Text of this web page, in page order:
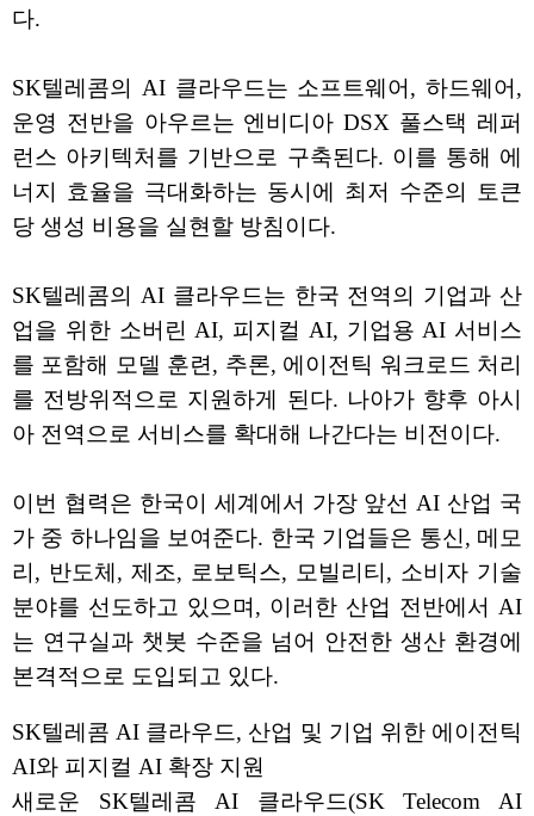
다.
SK텔레콤의 AI 클라우드는 소프트웨어, 하드웨어,
운영 전반을 아우르는 엔비디아 DSX 풀스택 레퍼
런스 아키텍처를 기반으로 구축된다. 이를 통해 에
너지 효율을 극대화하는 동시에 최저 수준의 토큰
당 생성 비용을 실현할 방침이다.
SK텔레콤의 AI 클라우드는 한국 전역의 기업과 산
업을 위한 소버린 AI, 피지컬 AI, 기업용 AI 서비스
를 포함해 모델 훈련, 추론, 에이전틱 워크로드 처리
를 전방위적으로 지원하게 된다. 나아가 향후 아시
아 전역으로 서비스를 확대해 나간다는 비전이다.
이번 협력은 한국이 세계에서 가장 앞선 AI 산업 국
가 중 하나임을 보여준다. 한국 기업들은 통신, 메모
리, 반도체, 제조, 로보틱스, 모빌리티, 소비자 기술
분야를 선도하고 있으며, 이러한 산업 전반에서 AI
는 연구실과 챗봇 수준을 넘어 안전한 생산 환경에
본격적으로 도입되고 있다.
SK텔레콤 AI 클라우드, 산업 및 기업 위한 에이전틱
AI와 피지컬 AI 확장 지원
새로운 SK텔레콤 AI 클라우드(SK Telecom AI